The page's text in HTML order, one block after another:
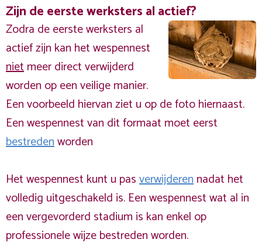
Zijn de eerste werksters al actief?
Zodra de eerste werksters al
actief zijn kan het wespennest
nietmeer direct verwijderd
worden op een veilige manier.
Een voorbeeld hiervan ziet u op de foto hiernaast.
Een wespennest van dit formaat moet eerst
bestredenworden
Het wespennest kunt u pasverwijderennadat het
volledig uitgeschakeld is. Een wespennest wat al in
een vergevorderd stadium is kan enkel op
professionele wijze bestreden worden.